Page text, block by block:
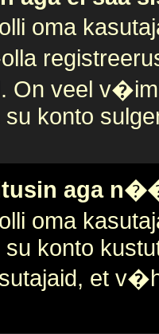
oma
On veel
konto
aga
oma
konto
et